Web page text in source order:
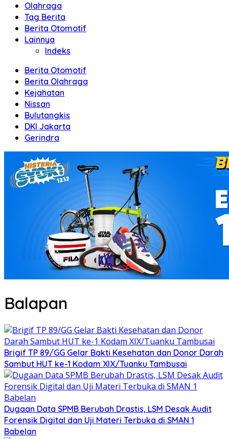
Olahraga
Tag Berita
Berita Otomotif
Lainnya
Indeks
Berita Otomotif
Berita Olahraga
Kejahatan
Nissan
Bulutangkis
DKI Jakarta
Gerindra
Balapan
Brigif TP 89/GG Gelar Bakti Kesehatan dan Donor Darah
Sambut HUT ke-1 Kodam XIX/Tuanku Tambusai
Dugaan Data SPMB Berubah Drastis, LSM Desak Audit
Forensik Digital dan Uji Materi Terbuka di SMAN 1
Babelan